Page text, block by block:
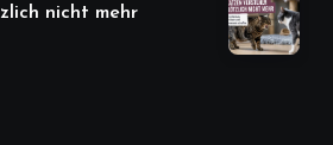
nicht mehr